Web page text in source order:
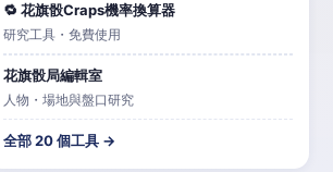
🔁 花旗骰Craps機率換算器
研究工具・免費使用
花旗骰局編輯室
人物・場地與盤口研究
全部 20 個工具 →